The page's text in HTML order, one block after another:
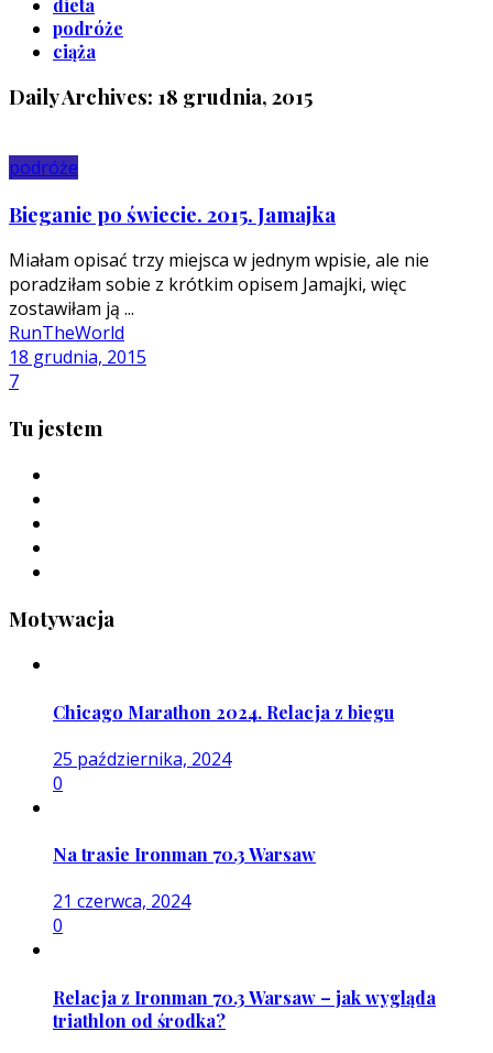
podróże
ciąża
Daily Archives: 18 grudnia, 2015
podróże
Bieganie po świecie. 2015. Jamajka
Miałam opisać trzy miejsca w jednym wpisie, ale nie
poradziłam sobie z krótkim opisem Jamajki, więc
zostawiłam ją ...
RunTheWorld
18 grudnia, 2015
7
Tu jestem
Motywacja
Chicago Marathon 2024. Relacja z biegu
25 października, 2024
0
Na trasie Ironman 70.3 Warsaw
21 czerwca, 2024
0
Relacja z Ironman 70.3 Warsaw – jak wygląda
triathlon od środka?